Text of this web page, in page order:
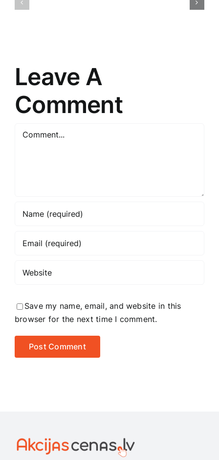
Leave A
Comment
Comment
Save my name, email, and website in this
browser for the next time I comment.